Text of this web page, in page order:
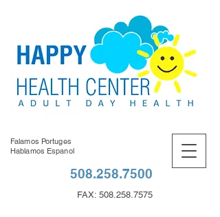
508.258.7500
Falamos Portuges
Hablamos Espanol
FAX: 508.258.7575